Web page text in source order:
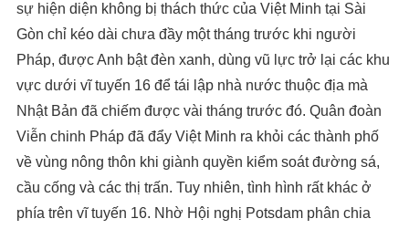
sự hiện diện không bị thách thức của Việt Minh tại Sài
Gòn chỉ kéo dài chưa đầy một tháng trước khi người
Pháp, được Anh bật đèn xanh, dùng vũ lực trở lại các khu
vực dưới vĩ tuyến 16 để tái lập nhà nước thuộc địa mà
Nhật Bản đã chiếm được vài tháng trước đó. Quân đoàn
Viễn chinh Pháp đã đẩy Việt Minh ra khỏi các thành phố
về vùng nông thôn khi giành quyền kiểm soát đường sá,
cầu cống và các thị trấn. Tuy nhiên, tình hình rất khác ở
phía trên vĩ tuyến 16. Nhờ Hội nghị Potsdam phân chia